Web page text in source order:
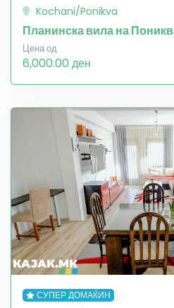
Kochani/Ponikva
Планинска вила на
Цена од
6,000.00 ден
СУПЕР ДОМАЌИН